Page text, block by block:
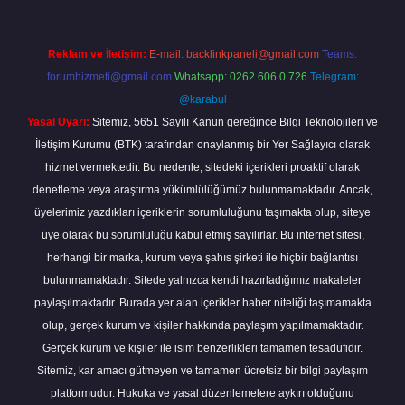
Reklam ve İletişim: E-mail: backlinkpaneli@gmail.com Teams:
forumhizmeti@gmail.com Whatsapp: 0262 606 0 726 Telegram:
@karabul
Yasal Uyarı: Sitemiz, 5651 Sayılı Kanun gereğince Bilgi Teknolojileri ve
İletişim Kurumu (BTK) tarafından onaylanmış bir Yer Sağlayıcı olarak
hizmet vermektedir. Bu nedenle, sitedeki içerikleri proaktif olarak
denetleme veya araştırma yükümlülüğümüz bulunmamaktadır. Ancak,
üyelerimiz yazdıkları içeriklerin sorumluluğunu taşımakta olup, siteye
üye olarak bu sorumluluğu kabul etmiş sayılırlar. Bu internet sitesi,
herhangi bir marka, kurum veya şahıs şirketi ile hiçbir bağlantısı
bulunmamaktadır. Sitede yalnızca kendi hazırladığımız makaleler
paylaşılmaktadır. Burada yer alan içerikler haber niteliği taşımamakta
olup, gerçek kurum ve kişiler hakkında paylaşım yapılmamaktadır.
Gerçek kurum ve kişiler ile isim benzerlikleri tamamen tesadüfidir.
Sitemiz, kar amacı gütmeyen ve tamamen ücretsiz bir bilgi paylaşım
platformudur. Hukuka ve yasal düzenlemelere aykırı olduğunu